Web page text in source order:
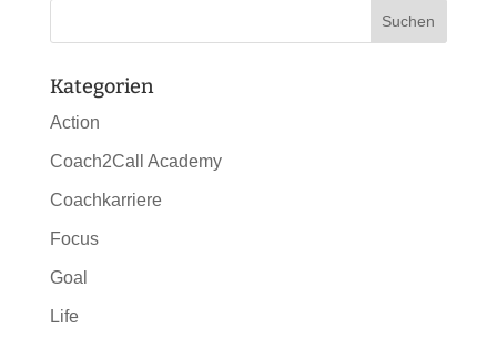
Kategorien
Action
Coach2Call Academy
Coachkarriere
Focus
Goal
Life